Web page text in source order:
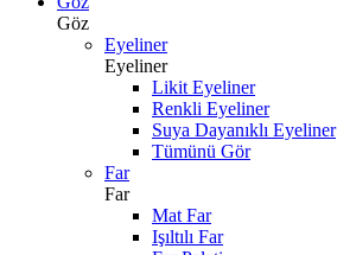
Göz
Eyeliner
Eyeliner
Likit Eyeliner
Renkli Eyeliner
Suya Dayanıklı Eyeliner
Tümünü Gör
Far
Far
Mat Far
Işıltılı Far